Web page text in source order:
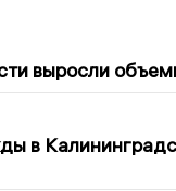
выросли
в